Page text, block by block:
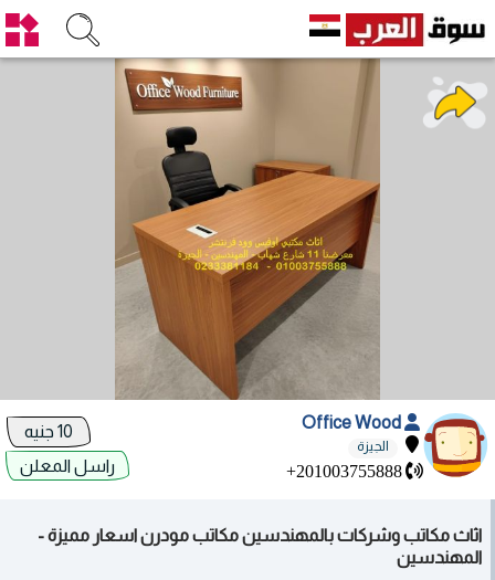
الجيزة
+201003755888
راسل المعلن
اثاث مكاتب وشركات بالمهندسين مكاتب مودرن اسعار مميزة -
المهندسين